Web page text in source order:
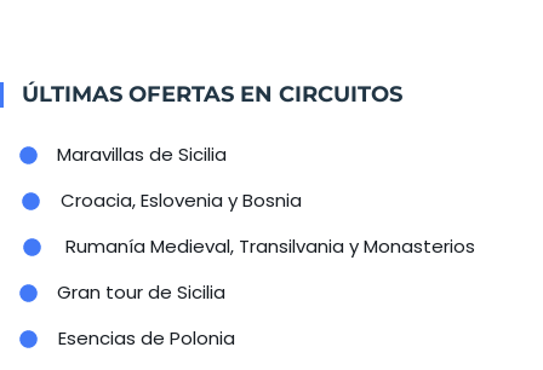
ÚLTIMAS OFERTAS EN CIRCUITOS
Maravillas de Sicilia
Croacia, Eslovenia y Bosnia
Rumanía Medieval, Transilvania y Monasterios
Gran tour de Sicilia
Esencias de Polonia